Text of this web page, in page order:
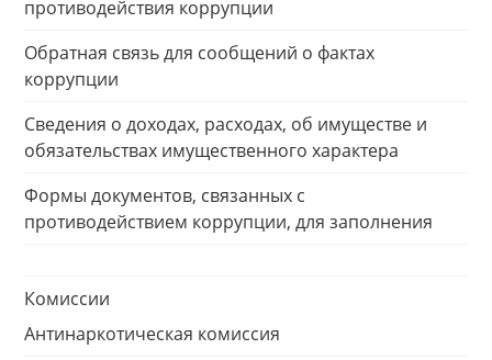
противодействия коррупции
Обратная связь для сообщений о фактах
коррупции
Сведения о доходах, расходах, об имуществе и
обязательствах имущественного характера
Формы документов, связанных с
противодействием коррупции, для заполнения
Комиссии
Антинаркотическая комиссия